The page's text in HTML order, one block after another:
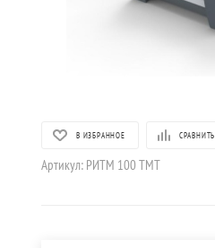
В ИЗБРАННОЕ СРАВНИТЬ
Артикул: РИТМ 100 ТМТ